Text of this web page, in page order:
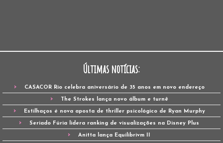
Últimas notícias:
CASACOR Rio celebra aniversário de 35 anos em novo endereço
The Strokes lança novo álbum e turnê
Estilhaços é nova aposta de thriller psicológico de Ryan Murphy
Seriado Fúria lidera ranking de visualizações na Disney Plus
Anitta lança Equilibrivm II